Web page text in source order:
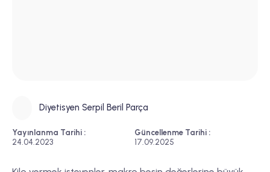
Diyetisyen Serpil Beril Parça
Yayınlanma Tarihi :
24.04.2023
Güncellenme Tarihi :
17.09.2025